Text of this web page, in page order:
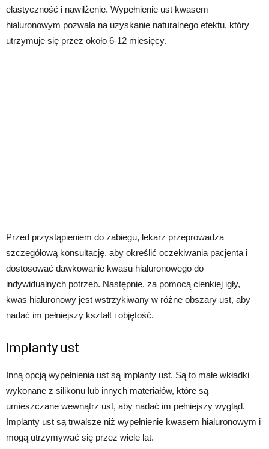
elastyczność i nawilżenie. Wypełnienie ust kwasem
hialuronowym pozwala na uzyskanie naturalnego efektu, który
utrzymuje się przez około 6-12 miesięcy.
Przed przystąpieniem do zabiegu, lekarz przeprowadza
szczegółową konsultację, aby określić oczekiwania pacjenta i
dostosować dawkowanie kwasu hialuronowego do
indywidualnych potrzeb. Następnie, za pomocą cienkiej igły,
kwas hialuronowy jest wstrzykiwany w różne obszary ust, aby
nadać im pełniejszy kształt i objętość.
Implanty ust
Inną opcją wypełnienia ust są implanty ust. Są to małe wkładki
wykonane z silikonu lub innych materiałów, które są
umieszczane wewnątrz ust, aby nadać im pełniejszy wygląd.
Implanty ust są trwalsze niż wypełnienie kwasem hialuronowym i
mogą utrzymywać się przez wiele lat.